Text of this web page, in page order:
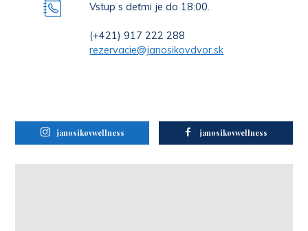
Vstup s deťmi je do 18:00.
(+421) 917 222 288
rezervacie@janosikovdvor.sk
janosikovwellness janosikovwellness